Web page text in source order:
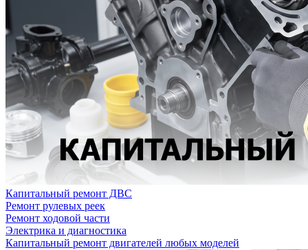
Капитальный ремонт ДВС
Ремонт рулевых реек
Ремонт ходовой части
Электрика и диагностика
Капитальный ремонт двигателей любых моделей